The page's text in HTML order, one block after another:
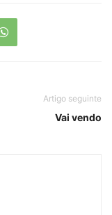
Artigo seguinte
Vai vendo